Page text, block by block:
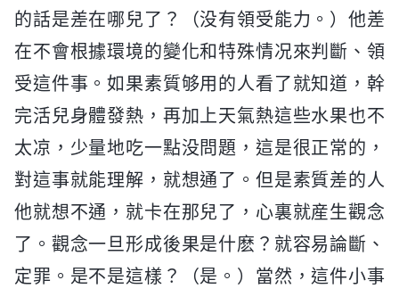
的話是差在哪兒了？（没有領受能力。）他差
在不會根據環境的變化和特殊情况來判斷、領
受這件事。如果素質够用的人看了就知道，幹
完活兒身體發熱，再加上天氣熱這些水果也不
太凉，少量地吃一點没問題，這是很正常的，
對這事就能理解，就想通了。但是素質差的人
他就想不通，就卡在那兒了，心裏就産生觀念
了。觀念一旦形成後果是什麽？就容易論斷、
定罪。是不是這樣？（是。）當然，這件小事